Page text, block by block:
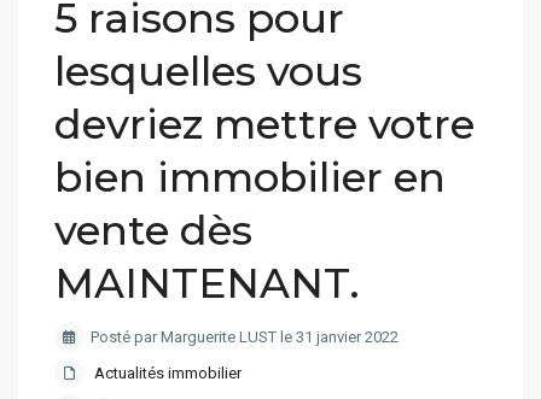
5 raisons pour
lesquelles vous
devriez mettre votre
bien immobilier en
vente dès
MAINTENANT.
Posté par Marguerite LUST le 31 janvier 2022
Actualités immobilier